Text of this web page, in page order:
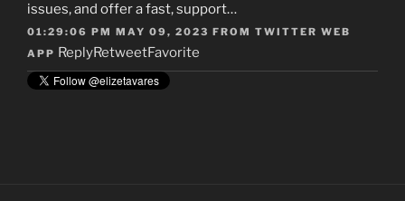
issues, and offer a fast, support…
01:29:06 PM MAY 09, 2023 FROM TWITTER WEB
APP ReplyRetweetFavorite